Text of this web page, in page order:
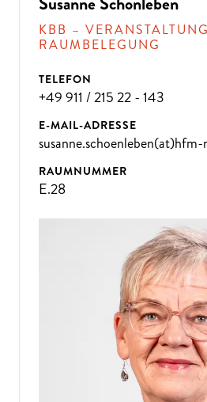
S!
KBB –
RAUMBELEGUNG
TELEFON
+49 911 / 215 22 - 143
E-MAIL-ADRESSE
RAUMNUMMER
E.28